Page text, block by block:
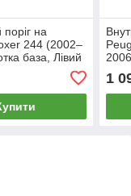
поріг на
244 (2002–
база, Лівий
1